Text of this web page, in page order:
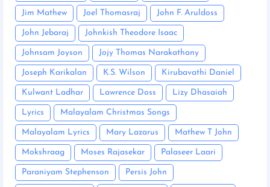
Jim Mathew Joel Thomasraj John F. Aruldoss
John Jebaraj Johnkish Theodore Isaac
Johnsam Joyson Jojy Thomas Narakathany
Joseph Karikalan K.S. Wilson Kirubavathi Daniel
Kulwant Ladhar Lawrence Doss Lizy Dhasaiah
Lyrics Malayalam Christmas Songs
Malayalam Lyrics Mary Lazarus Mathew T John
Mokshraag Moses Rajasekar Palaseer Laari
Paraniyam Stephenson Persis John